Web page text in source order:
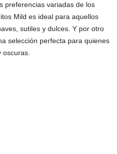
preferencias variadas de los
Mild es ideal para aquellos
sutiles y dulces. Y por otro
selección perfecta para quienes